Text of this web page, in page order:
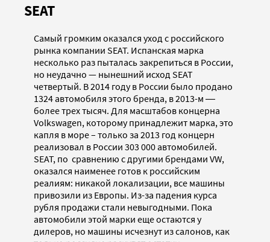
SEAT
Самый громким оказался уход с российского
рынка компании SEAT. Испанская марка
несколько раз пыталась закрепиться в России,
но неудачно — нынешний исход SEAT
четвертый. В 2014 году в России было продано
1324 автомобиля этого бренда, в 2013-м ―
более трех тысяч. Для масштабов концерна
Volkswagen, которому принадлежит марка, это
капля в море – только за 2013 год концерн
реализовал в России 303 000 автомобилей.
SEAT, по сравнению с другими брендами VW,
оказался наименее готов к российским
реалиям: никакой локализации, все машины
привозили из Европы. Из-за падения курса
рубля продажи стали невыгодными. Пока
автомобили этой марки еще остаются у
дилеров, но машины исчезнут из салонов, как